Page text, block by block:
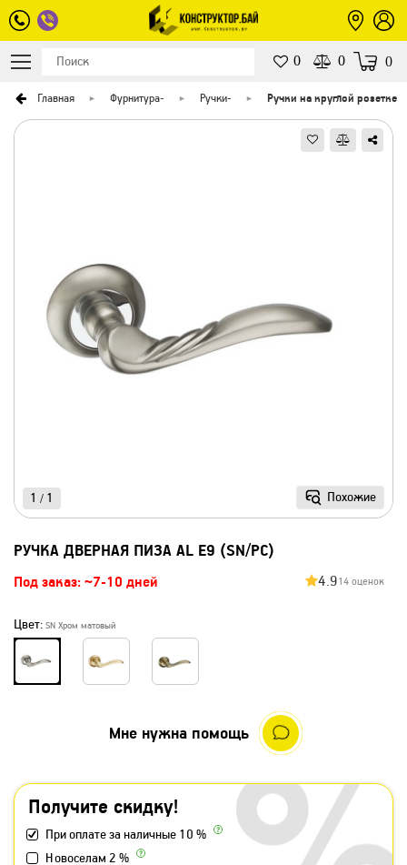
0 0 0
Главная Фурнитура- Ручки- Ручки на круглой розетке
Похожие
1 / 1
РУЧКА ДВЕРНАЯ ПИЗА AL E9 (SN/PC)
Под заказ: ~7-10 дней 4.914 оценок
Цвет: SN Хром матовый
Получите скидку!
При оплате за наличные 10 %
Новоселам 2 %
Мне нужна помощь